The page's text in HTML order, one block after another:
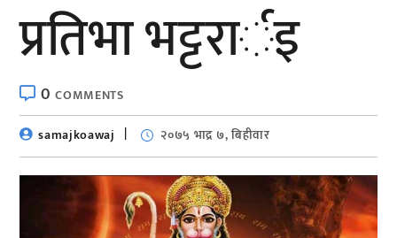
प्रतिभा भट्टरार्इ
0COMMENTS
samajkoawaj
२०७५ भाद्र ७, बिहीवार